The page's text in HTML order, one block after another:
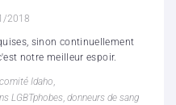
2018
sinon continuellement
notre meilleur espoir.
comité Idaho,
LGBTphobes, donneurs de sang